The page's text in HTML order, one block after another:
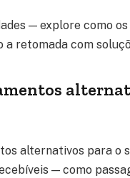
— explore como
retomada com
alternativos para o
— como